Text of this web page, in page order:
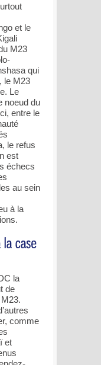
et le
M23
qui
le M23
Le
noeud du
entre le
le refus
est
échecs
au sein
à la
la
de
comme
et